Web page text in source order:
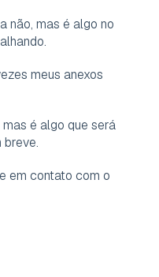
não, mas é algo no
meus anexos
é algo que será
breve.
em contato com o